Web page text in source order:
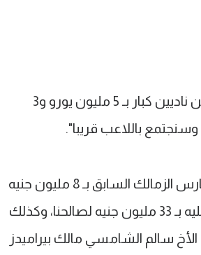
وقال مرتضى: " وصلنا عرضان لمصطفى محمد من تركيا من ناديين كبار بـ 5 مليون يورو و3
باللاعب قريبا".
وانتقل مرتضى لملفات أخرى، أولها تغريم أحمد الشناوي حارس الزمالك السابق بـ 8 مليون جنيه
لصالح النادي: "الزمالك لا يترك حقه. كهربا الخائن تم الحكم عليه بـ 33 مليون جنيه لصالحنا، وكذلك
أتمنى من الأخ سالم الشامسي مالك بيراميدز